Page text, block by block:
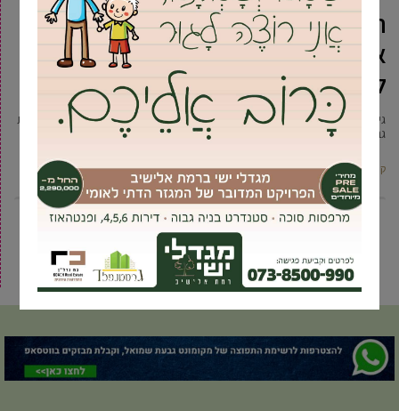
הנצחה: גינת השקד ברמת אילן מחליפה
את שמה לזיכרו של ראש המועצה
לשעבר
גינת השקד בשכונת רמת אילן משנה את שמה לזיכרו של ראש המועצה המקומית
גבעת שמואל (1976-1993) יעקב ויסמונקי. בטקס השתתפו
קרא עוד ←
4
5
6